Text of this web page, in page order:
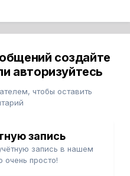
создайте
авторизуйтесь
чтобы оставить
запись
запись в нашем
очень просто!